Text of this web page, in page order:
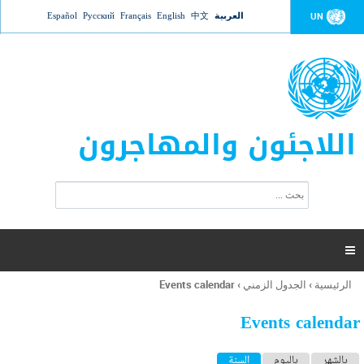
Jump to navigation UN العربية 中文
English
Français
Русский
Español
اللاجئون والمهاجرون
ت
ر
ل
ح
ب

أنت
هنا
الرئيسية › الجدول الزمني ›
Events calendar
Events calendar